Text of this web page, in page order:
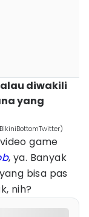
diwakili
yang
game
, ya. Banyak
yang bisa pas
nih?